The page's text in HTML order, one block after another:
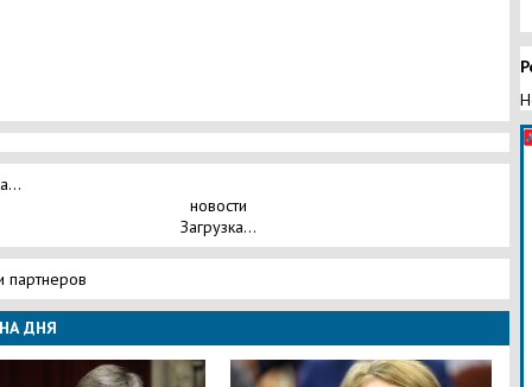
новости
Загрузка...
партнеров
ДНЯ